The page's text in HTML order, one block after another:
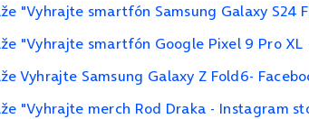
"Vyhrajte smartfón Samsung Galaxy S24
"Vyhrajte smartfón Google Pixel 9 Pro XL
Vyhrajte Samsung Galaxy Z Fold6-
"Vyhrajte merch Rod Draka - Instagram